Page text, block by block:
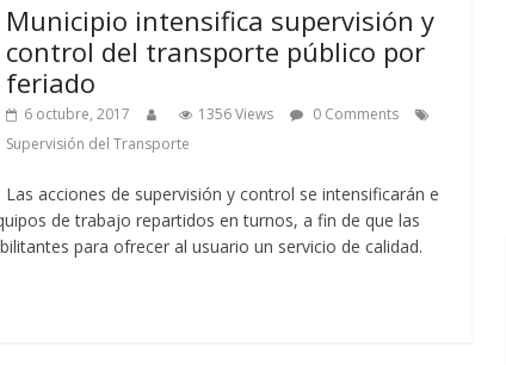
Municipio intensifica supervisión y
control del transporte público por
feriado
6 octubre, 2017 1356 Views
0 Comments
Supervisión del Transporte
Las acciones de supervisión y control se intensificarán e
de trabajo repartidos en turnos, a fin de que las
para ofrecer al usuario un servicio de calidad.